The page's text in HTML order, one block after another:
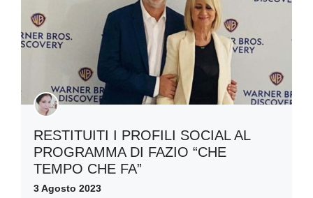
RESTITUITI I PROFILI SOCIAL AL
PROGRAMMA DI FAZIO “CHE
TEMPO CHE FA”
3 Agosto 2023